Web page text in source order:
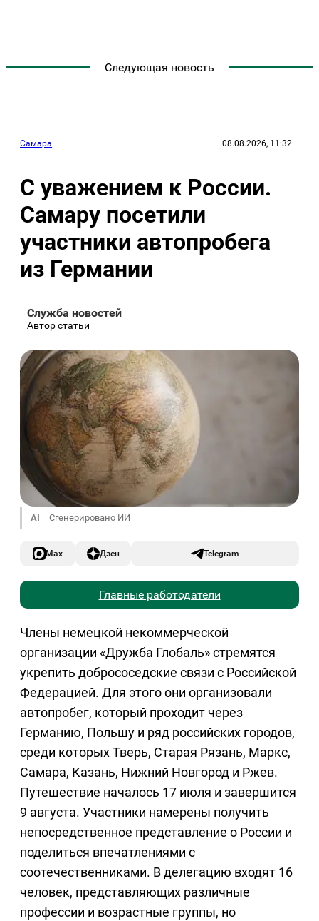
Следующая новость
Самара 08.08.2026, 11:32
С уважением к России.
Самару посетили
участники автопробега
из Германии
Служба новостей
Автор статьи
AI Сгенерировано ИИ
Max Дзен Telegram
Главные работодатели
Члены немецкой некоммерческой
организации «Дружба Глобаль» стремятся
укрепить добрососедские связи с Российской
Федерацией. Для этого они организовали
автопробег, который проходит через
Германию, Польшу и ряд российских городов,
среди которых Тверь, Старая Рязань, Маркс,
Самара, Казань, Нижний Новгород и Ржев.
Путешествие началось 17 июля и завершится
9 августа. Участники намерены получить
непосредственное представление о России и
поделиться впечатлениями с
соотечественниками. В делегацию входят 16
человек, представляющих различные
профессии и возрастные группы, но